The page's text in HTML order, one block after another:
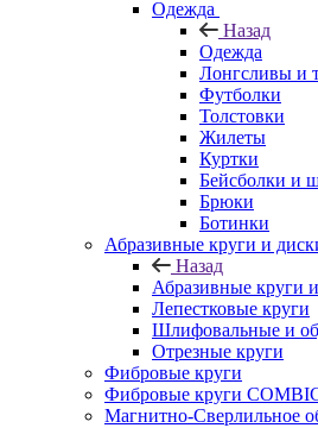
Одежда
Назад
Одежда
Лонгсливы и
Футболки
Толстовки
Жилеты
Куртки
Бейсболки и
Брюки
Ботинки
Абразивные круги и
Назад
Абразивные круги
Лепестковые круги
Шлифовальные и
Отрезные круги
Фибровые круги
Фибровые круги
Магнитно-Сверлильное